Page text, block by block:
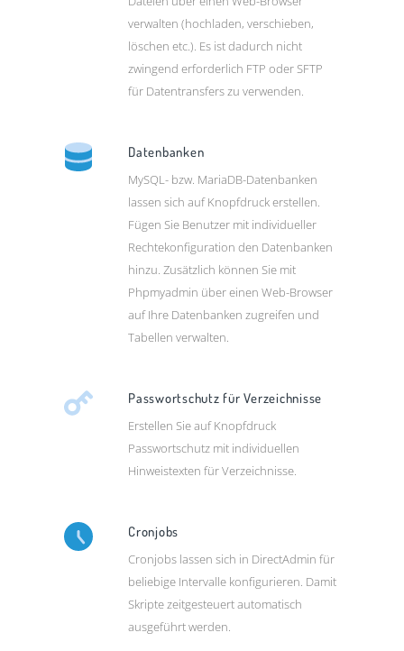
verwalten (hochladen, verschieben,
löschen etc.). Es ist dadurch nicht
zwingend erforderlich FTP oder SFTP
für Datentransfers zu verwenden.
Datenbanken
MySQL- bzw. MariaDB-Datenbanken
lassen sich auf Knopfdruck erstellen.
Fügen Sie Benutzer mit individueller
Rechtekonfiguration den Datenbanken
hinzu. Zusätzlich können Sie mit
Phpmyadmin über einen Web-Browser
auf Ihre Datenbanken zugreifen und
Tabellen verwalten.
Passwortschutz für Verzeichnisse
Erstellen Sie auf Knopfdruck
Passwortschutz mit individuellen
Hinweistexten für Verzeichnisse.
Cronjobs
Cronjobs lassen sich in DirectAdmin für
beliebige Intervalle konfigurieren. Damit
Skripte zeitgesteuert automatisch
ausgeführt werden.